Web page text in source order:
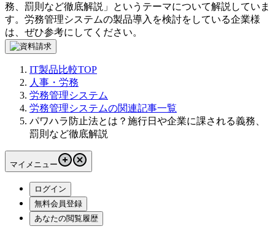
務、罰則など徹底解説 」というテーマについて解説していま
す。 労務管理システムの製品導入を検討をしている企業様
は、ぜひ参考にしてください。
IT製品比較TOP
人事・労務
労務管理システム
労務管理システムの関連記事一覧
パワハラ防止法とは？施行日や企業に課される義務、
罰則など徹底解説
マイメニュー
ログイン
無料会員登録
あなたの閲覧履歴